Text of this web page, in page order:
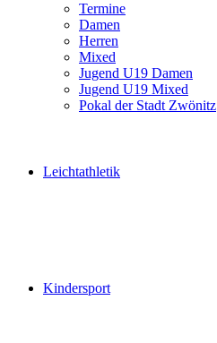
Termine
Damen
Herren
Mixed
Jugend U19 Damen
Jugend U19 Mixed
Pokal der Stadt Zwönitz
Leichtathletik
Kindersport